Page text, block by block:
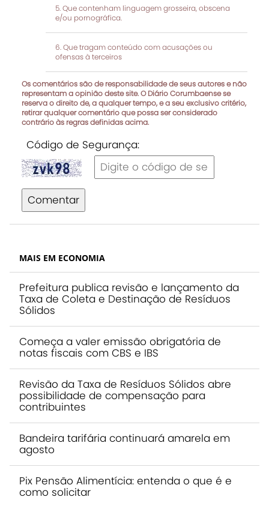
Que contenham linguagem grosseira, obscena
e/ou pornográfica.
Que tragam conteúdo com acusações ou
ofensas à terceiros
Os comentários são de responsabilidade de seus autores e não
representam a opinião deste site. O Diário Corumbaense se
reserva o direito de, a qualquer tempo, e a seu exclusivo critério,
retirar qualquer comentário que possa ser considerado
contrário às regras definidas acima.
Código de Segurança:
Comentar
MAIS EM ECONOMIA
Prefeitura publica revisão e lançamento da
Taxa de Coleta e Destinação de Resíduos
Sólidos
Começa a valer emissão obrigatória de
notas fiscais com CBS e IBS
Revisão da Taxa de Resíduos Sólidos abre
possibilidade de compensação para
contribuintes
Bandeira tarifária continuará amarela em
agosto
Pix Pensão Alimentícia: entenda o que é e
como solicitar